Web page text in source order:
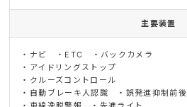
主要装置
・ナビ ・ETC ・バックカメラ
・アイドリングストップ
・クルーズコントロール
・自動ブレーキ人認識 ・誤発進抑制前後